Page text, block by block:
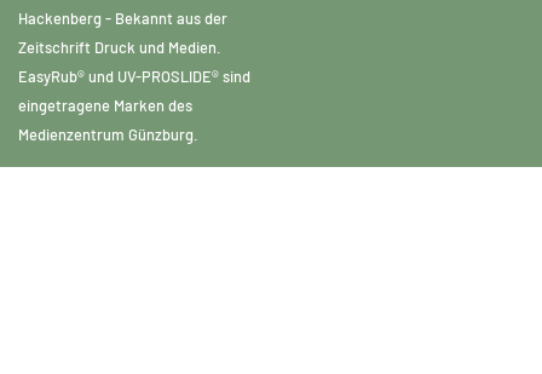
Hackenberg - Bekannt aus der
Zeitschrift Druck und Medien.
EasyRub® und UV-PROSLIDE® sind
eingetragene Marken des
Medienzentrum Günzburg.